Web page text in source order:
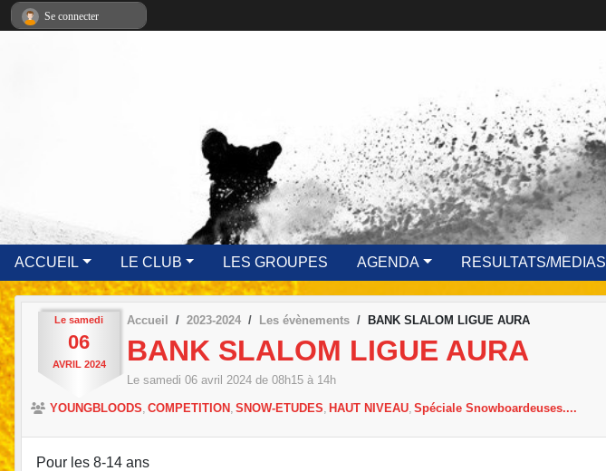
ACCUEIL LE CLUB LES GROUPES AGENDA RESULTATS/MEDIAS
Le samedi
06
AVRIL 2024
Accueil 2023-2024 Les évènements BANK SLALOM LIGUE AURA
BANK SLALOM LIGUE AURA
Le samedi 06 avril 2024 de 08h15 à 14h
YOUNGBLOODS COMPETITION SNOW-ETUDES HAUT NIVEAU Spéciale Snowboardeuses....
Pour les 8-14 ans
Se connecter
Panneau de gestion des cookies